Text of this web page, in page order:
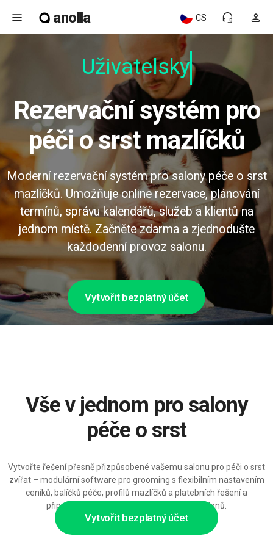
menu anolla person
headset_mic
CS
Uživatelsky p
Rezervační systém pro
péči o srst mazlíčků
Moderní rezervační systém pro salony péče o srst
mazlíčků. Umožňuje online rezervace, plánování
termínů, správu kalendářů, služeb a klientů na
jednom místě. Začněte zdarma a zjednodušte
každodenní provoz salonu.
Vytvořit bezplatný účet
Vytvořit bezplatný účet
Vše v jednom pro salony
péče o srst
Vytvořte řešení přesně přizpůsobené vašemu salonu pro péči o srst
zvířat – modulární software pro grooming s flexibilním nastavením
ceníků, balíčků péče, profilů mazlíčků a platebních řešení a
připravený rozšiřovat se spolu s vaší sítí salonů.